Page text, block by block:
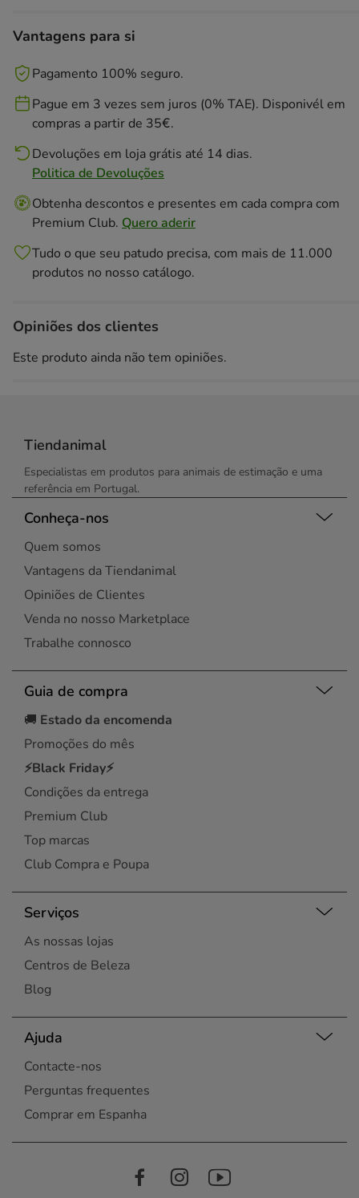
Vantagens para si
Pagamento 100% seguro.
Pague em 3 vezes sem juros (0% TAE). Disponivél em
compras a partir de 35€.
Devoluções em loja grátis até 14 dias.
Politica de Devoluções
Obtenha descontos e presentes em cada compra com
Premium Club. Quero aderir
Tudo o que seu patudo precisa, com mais de 11.000
produtos no nosso catálogo.
Opiniões dos clientes
Este produto ainda não tem opiniões.
Tiendanimal
Especialistas em produtos para animais de estimação e uma
referência em Portugal.
Conheça-nos
Quem somos
Vantagens da Tiendanimal
Opiniões de Clientes
Venda no nosso Marketplace
Trabalhe connosco
Guia de compra
🚚 Estado da encomenda
Promoções do mês
⚡Black Friday⚡
Condições da entrega
Premium Club
Top marcas
Club Compra e Poupa
Serviços
As nossas lojas
Centros de Beleza
Blog
Ajuda
Contacte-nos
Perguntas frequentes
Comprar em Espanha